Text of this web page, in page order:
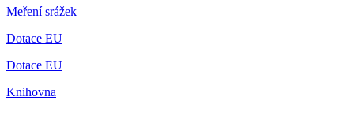
Meření srážek
Dotace EU
Dotace EU
Knihovna